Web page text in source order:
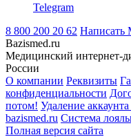
Telegram
8 800 200 20 62 Написать
Bazismed.ru
Медицинский интернет-
России
О компании Реквизиты
конфиденциальности
потом! Удаление
bazismed.ru Система
Полная версия сайта